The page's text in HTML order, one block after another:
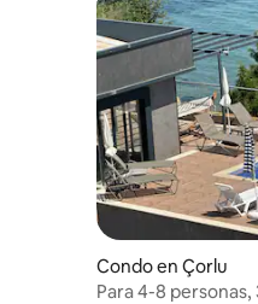
Condo en Çorlu
Para 4-8 personas,